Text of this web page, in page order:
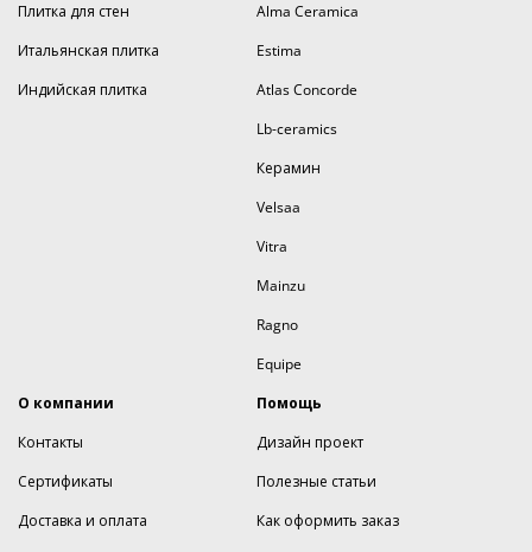
Плитка для стен
Итальянская плитка
Индийская плитка
Alma Ceramica
Estima
Atlas Concorde
Lb-ceramics
Керамин
Velsaa
Vitra
Mainzu
Ragno
Equipe
О компании
Контакты
Сертификаты
Доставка и оплата
Помощь
Дизайн проект
Полезные статьи
Как оформить заказ